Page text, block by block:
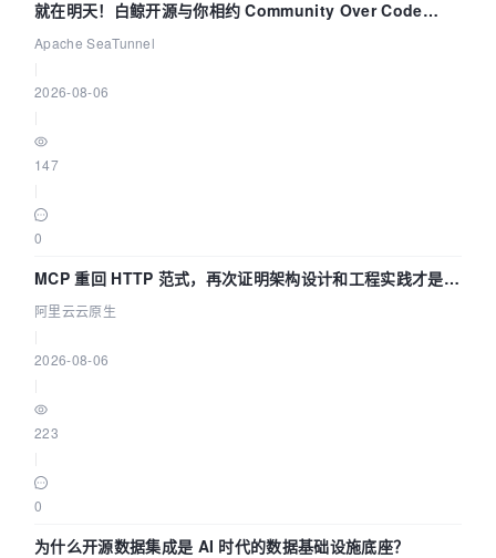
就在明天！白鲸开源与你相约 Community Over Code
Asia 2026 主题演讲！
Apache SeaTunnel
2026-08-06
147
0
MCP 重回 HTTP 范式，再次证明架构设计和工程实践才是稀
缺资源
阿里云云原生
2026-08-06
223
0
为什么开源数据集成是 AI 时代的数据基础设施底座？